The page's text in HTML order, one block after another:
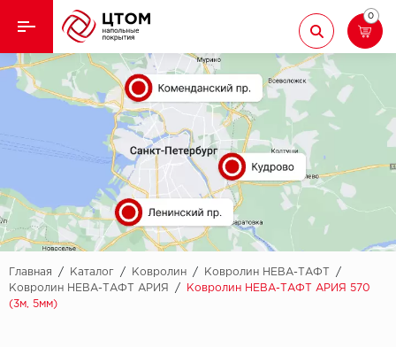
Назад
Кварцвиниловая плитка
Назад
Aberhof
Adelar
Alfa
AllureFloor
Alpine floor
Ламинат
Ковролин
Линолеум
Паркет
Паркетная доска
0
Главная / Каталог / Ковролин / Ковролин НЕВА-ТАФТ
/
Ковролин НЕВА-ТАФТ АРИЯ
/
Ковролин НЕВА-ТАФТ АРИЯ 570
(3м, 5мм)